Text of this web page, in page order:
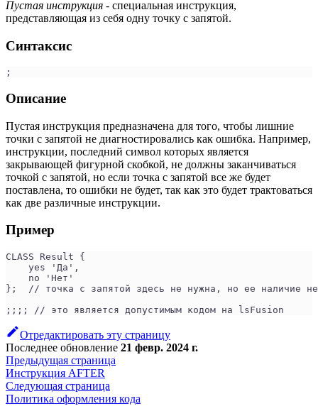
Пустая инструкция - специальная инструкция,
представляющая из себя одну точку с запятой.
Синтаксис
;
Описание
Пустая инструкция предназначена для того, чтобы лишние
точки с запятой не диагностировались как ошибка. Например,
инструкции, последний символ которых является
закрывающей фигурной скобкой, не должны заканчиваться
точкой с запятой, но если точка с запятой все же будет
поставлена, то ошибки не будет, так как это будет трактоваться
как две различные инструкции.
Пример
CLASS Result {
    yes 'Да',
    no 'Нет'
};  // точка с запятой здесь не нужна, но ее наличие не
;;;; // это является допустимым кодом на lsFusion
Отредактировать эту страницу
Последнее обновление 21 февр. 2024 г.
Предыдущая страница
Инструкция AFTER
Следующая страница
Политика оформления кода